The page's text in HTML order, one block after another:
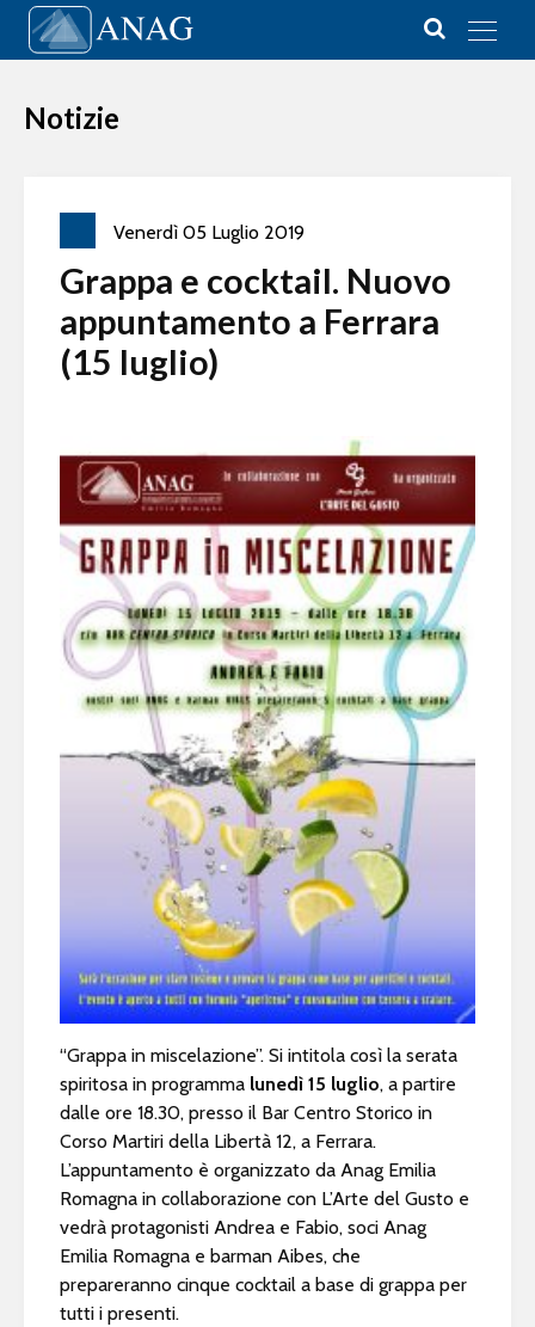
Vai al contenuto
Main Navigation
Notizie
Venerdì 05 Luglio 2019
Grappa e cocktail. Nuovo
appuntamento a Ferrara
(15 luglio)
“Grappa in miscelazione”. Si intitola così la serata
spiritosa in programma lunedì 15 luglio, a partire
dalle ore 18.30, presso il Bar Centro Storico in
Corso Martiri della Libertà 12, a Ferrara.
L’appuntamento è organizzato da Anag Emilia
Romagna in collaborazione con L’Arte del Gusto e
vedrà protagonisti Andrea e Fabio, soci Anag
Emilia Romagna e barman Aibes, che
prepareranno cinque cocktail a base di grappa per
tutti i presenti.